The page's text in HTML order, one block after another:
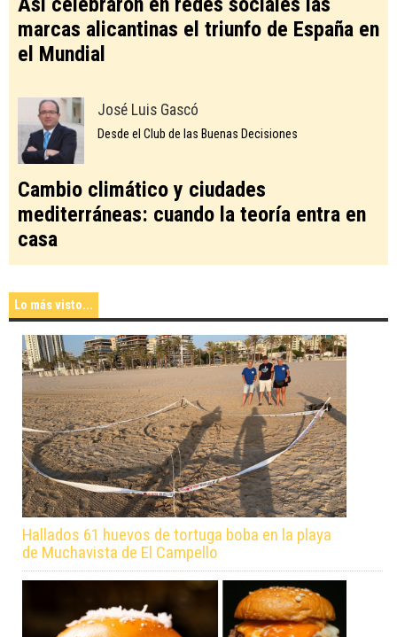
marcas alicantinas el triunfo de España en
el Mundial
José Luis Gascó
Desde el Club de las Buenas Decisiones
Cambio climático y ciudades
mediterráneas: cuando la teoría entra en
casa
Lo más visto...
Hallados 61 huevos de tortuga boba en la playa
de Muchavista de El Campello